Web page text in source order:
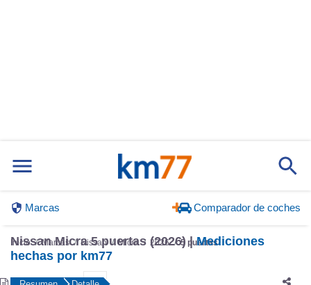
Marcas Comparador de coches
Inicio Marcas Nissan Micra 2026 5 puertas
Nissan Micra 5 puertas (2026) |Mediciones
hechas por km77